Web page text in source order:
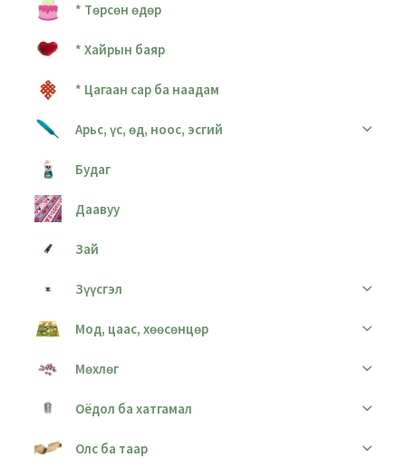
* Төрсөн өдөр
* Хайрын баяр
* Цагаан сар ба наадам
Арьс, үс, өд, ноос, эсгий
Будаг
Даавуу
Зай
Зүүсгэл
Мод, цаас, хөөсөнцөр
Мөхлөг
Оёдол ба хатгамал
Олс ба таар